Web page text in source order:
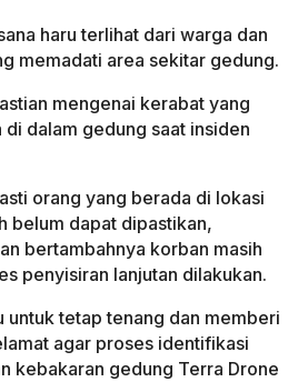
haru terlihat dari warga dan
memadati area sekitar gedung.
mengenai kerabat yang
dalam gedung saat insiden
orang yang berada di lokasi
belum dapat dipastikan,
bertambahnya korban masih
penyisiran lanjutan dilakukan.
untuk tetap tenang dan memberi
agar proses identifikasi
kebakaran gedung Terra Drone